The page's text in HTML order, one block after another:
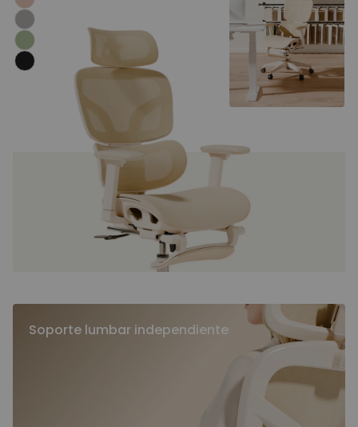
Soporte lumbar independiente